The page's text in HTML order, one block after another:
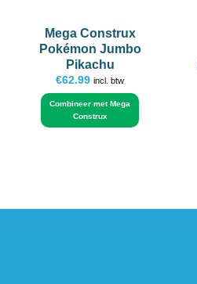
Mega Construx
Pokémon Jumbo
Pikachu
€62.99 incl. btw
Combineer met Mega
Construx